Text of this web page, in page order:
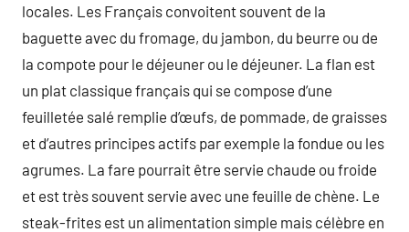
locales. Les Français convoitent souvent de la
baguette avec du fromage, du jambon, du beurre ou de
la compote pour le déjeuner ou le déjeuner. La flan est
un plat classique français qui se compose d’une
feuilletée salé remplie d’œufs, de pommade, de graisses
et d’autres principes actifs par exemple la fondue ou les
agrumes. La fare pourrait être servie chaude ou froide
et est très souvent servie avec une feuille de chène. Le
steak-frites est un alimentation simple mais célèbre en